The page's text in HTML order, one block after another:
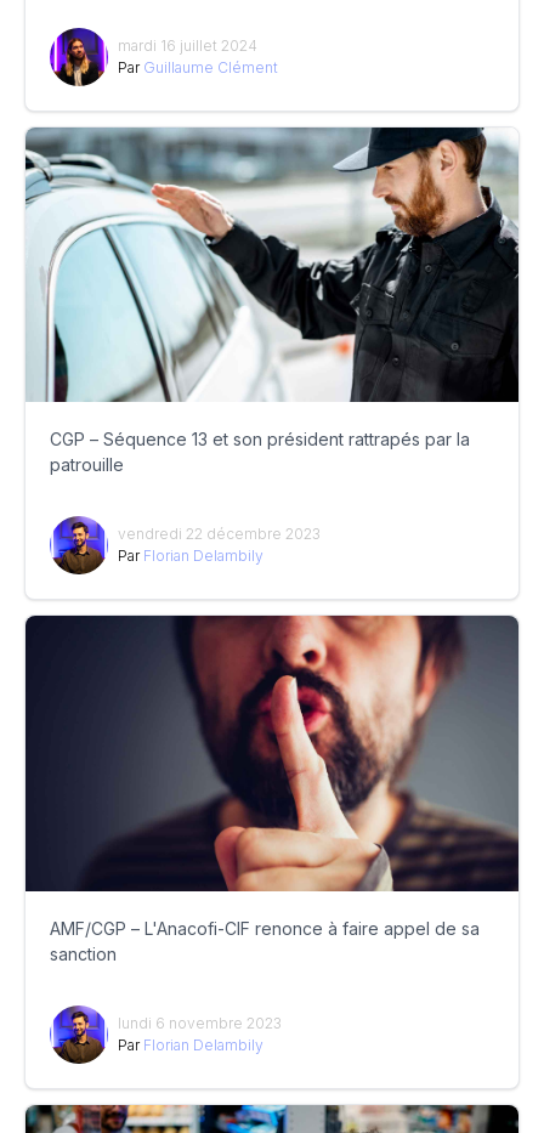
mardi 16 juillet 2024
Par Guillaume Clément
CGP – Séquence 13 et son président rattrapés par la
patrouille
vendredi 22 décembre 2023
Par Florian Delambily
AMF/CGP – L'Anacofi-CIF renonce à faire appel de sa
sanction
lundi 6 novembre 2023
Par Florian Delambily